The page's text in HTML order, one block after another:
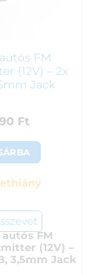
FM
(12V) – 2x
Jack
Ft
FM
(12V) –
3,5mm Jack